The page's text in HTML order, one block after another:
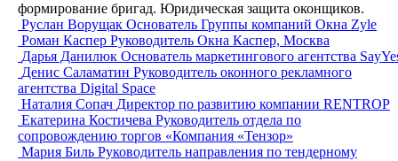
формирование бригад. Юридическая защита оконщиков.
Руслан Ворущак Основатель Группы компаний Окна Zyle
Роман Каспер Руководитель Окна Каспер, Москва
Дарья Данилюк Основатель маркетингового агентства
Денис Саламатин Руководитель оконного рекламного
агентства Digital Space
Наталия Сопач Директор по развитию компании RENTROP
Екатерина Костичева Руководитель отдела по
сопровождению торгов «Компания «Тензор»
Мария Биль Руководитель направления по тендерному